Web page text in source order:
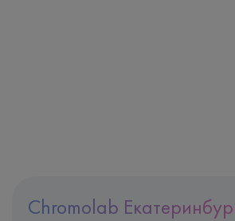
Chromolab